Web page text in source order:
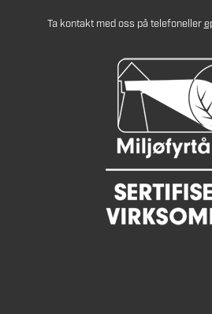
Ta kontakt med oss på telefoneller